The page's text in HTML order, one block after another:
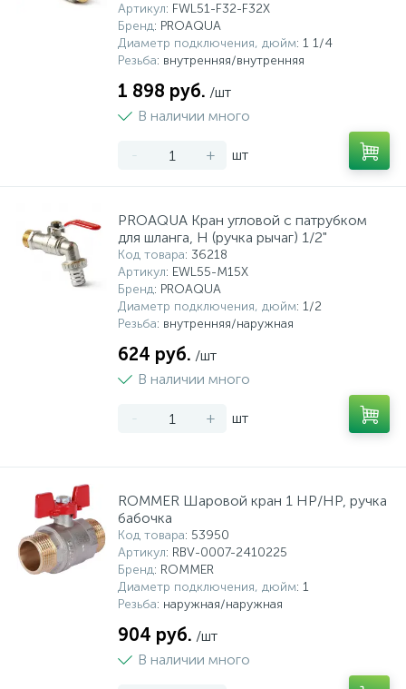
Артикул: FWL51-F32-F32X
Бренд: PROAQUA
Диаметр подключения, дюйм: 1 1/4
Резьба: внутренняя/внутренняя
1 898 руб. /шт
В наличии много
- + шт
PROAQUA Кран угловой с патрубком
для шланга, Н (ручка рычаг) 1/2"
Код товара: 36218
Артикул: EWL55-M15X
Бренд: PROAQUA
Диаметр подключения, дюйм: 1/2
Резьба: внутренняя/наружная
624 руб. /шт
В наличии много
- + шт
ROMMER Шаровой кран 1 НР/НР, ручка
бабочка
Код товара: 53950
Артикул: RBV-0007-2410225
Бренд: ROMMER
Диаметр подключения, дюйм: 1
Резьба: наружная/наружная
904 руб. /шт
В наличии много